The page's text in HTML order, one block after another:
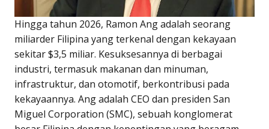
Hingga tahun 2026, Ramon Ang adalah seorang
miliarder Filipina yang terkenal dengan kekayaan
sekitar $3,5 miliar. Kesuksesannya di berbagai
industri, termasuk makanan dan minuman,
infrastruktur, dan otomotif, berkontribusi pada
kekayaannya. Ang adalah CEO dan presiden San
Miguel Corporation (SMC), sebuah konglomerat